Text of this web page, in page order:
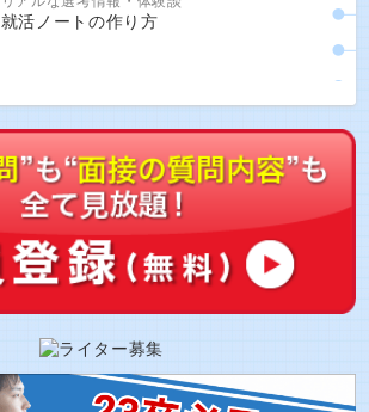
就活ノートの作り方